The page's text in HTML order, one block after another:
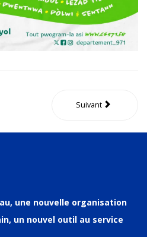
Suivant
une nouvelle organisation
un nouvel outil au service